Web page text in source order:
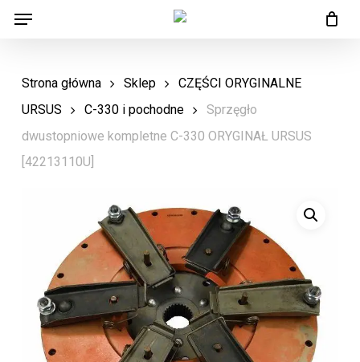
Skip
content
Menu
Strona główna Sklep
CZĘŚCI ORYGINALNE
URSUS
C-330 i pochodne
Sprzęgło
dwustopniowe kompletne C-330 ORYGINAŁ URSUS
[42213110U]
Menu